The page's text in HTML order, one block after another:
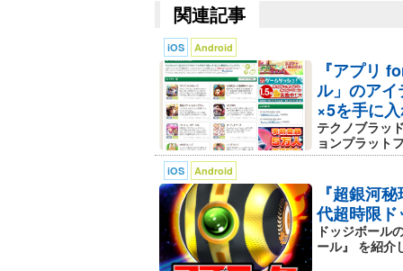
ボールをぶつけて、相手全員をコー
相手が避ける場所を予想して、命中す
パスをつなげば必殺技も発動！強烈
戦況を見極めてココ一番でぶっ放せ!!
チーム編成、ヒーロー育成、戦況分
総合的な戦略が、勝利のカギを握る!!
目指せ！銀河最強のチーム!!
****************************************
関連記事
iOS Android
『アプリ
ル」のアイ
×5を手に入
テクノブラッ
ョンプラット
iOS Android
『超銀河
代超時限ド
ドッジボール
ール』 を紹介